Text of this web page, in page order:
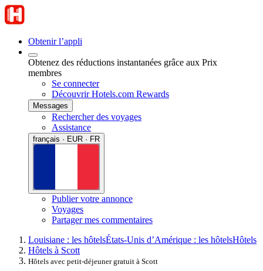
Obtenir l’appli
Obtenez des réductions instantanées grâce aux Prix
membres
Se connecter
Découvrir Hotels.com Rewards
Messages
Rechercher des voyages
Assistance
français · EUR · FR
Publier votre annonce
Voyages
Partager mes commentaires
Louisiane : les hôtelsÉtats-Unis d’Amérique : les hôtelsHôtels
Hôtels à Scott
Hôtels avec petit-déjeuner gratuit à Scott